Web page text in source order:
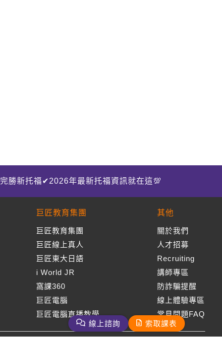
完勝新托福✔2026年最新托福資訊就在這💯
巨匠教育集團
巨匠教育集團
巨匠線上真人
巨匠東大日語
i World JR
窩課360
巨匠電腦
巨匠電腦直播教學
其他
關於我們
人才招募
Recruiting
講師專區
防詐騙提醒
線上體驗專區
常見問題FAQ
線上諮詢
索取課表